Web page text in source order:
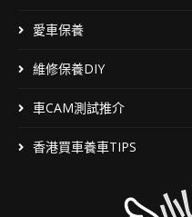
愛車保養
維修保養DIY
車CAM測試推介
香港買車養車TIPS